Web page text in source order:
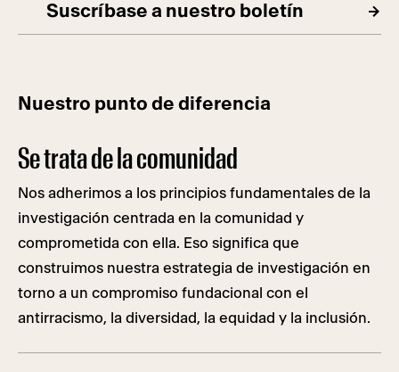
Suscríbase a nuestro boletín
Nuestro punto de diferencia
Se trata de la comunidad
Nos adherimos a los principios fundamentales de la
investigación centrada en la comunidad y
comprometida con ella. Eso significa que
construimos nuestra estrategia de investigación en
torno a un compromiso fundacional con el
antirracismo, la diversidad, la equidad y la inclusión.